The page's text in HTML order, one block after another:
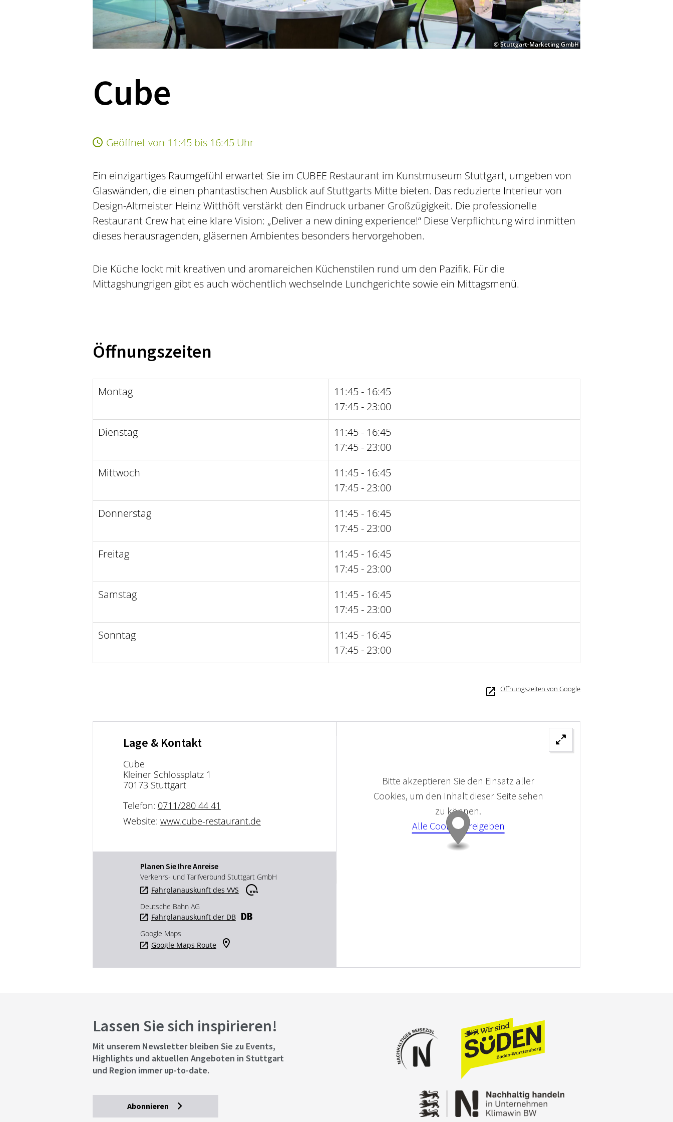
© Stuttgart-Marketing GmbH
Cube
Geöffnet von 11:45 bis 16:45 Uhr
Ein einzigartiges Raumgefühl erwartet Sie im CUBEE Restaurant im Kunstmuseum Stuttgart, umgeben von
Glaswänden, die einen phantastischen Ausblick auf Stuttgarts Mitte bieten. Das reduzierte Interieur von
Design-Altmeister Heinz Witthöft verstärkt den Eindruck urbaner Großzügigkeit. Die professionelle
Restaurant Crew hat eine klare Vision: „Deliver a new dining experience!“ Diese Verpflichtung wird inmitten
dieses herausragenden, gläsernen Ambientes besonders hervorgehoben.
Die Küche lockt mit kreativen und aromareichen Küchenstilen rund um den Pazifik. Für die
Mittagshungrigen gibt es auch wöchentlich wechselnde Lunchgerichte sowie ein Mittagsmenü.
Öffnungszeiten
Montag
11:45 - 16:45
17:45 - 23:00
Dienstag
11:45 - 16:45
17:45 - 23:00
Mittwoch
11:45 - 16:45
17:45 - 23:00
Donnerstag
11:45 - 16:45
17:45 - 23:00
Freitag
11:45 - 16:45
17:45 - 23:00
Samstag
11:45 - 16:45
17:45 - 23:00
Sonntag
11:45 - 16:45
17:45 - 23:00
Öffnungszeiten von Google
Lage & Kontakt
Cube
Kleiner Schlossplatz 1
70173 Stuttgart
Telefon: 0711/280 44 41
Website: www.cube-restaurant.de
Planen Sie Ihre Anreise
Verkehrs- und Tarifverbund Stuttgart GmbH
Fahrplanauskunft des VVS
Deutsche Bahn AG
Fahrplanauskunft der DB
Google Maps
Google Maps Route
Bitte akzeptieren Sie den Einsatz aller
Cookies, um den Inhalt dieser Seite sehen
zu können.
Alle Cookies Freigeben
Lassen Sie sich inspirieren!
Mit unserem Newsletter bleiben Sie zu Events,
Highlights und aktuellen Angeboten in Stuttgart
und Region immer up-to-date.
Abonnieren